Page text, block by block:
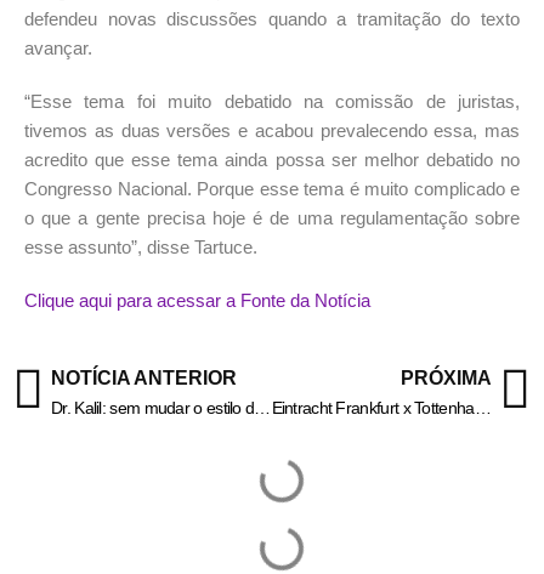
defendeu novas discussões quando a tramitação do texto
avançar.
“Esse tema foi muito debatido na comissão de juristas,
tivemos as duas versões e acabou prevalecendo essa, mas
acredito que esse tema ainda possa ser melhor debatido no
Congresso Nacional. Porque esse tema é muito complicado e
o que a gente precisa hoje é de uma regulamentação sobre
esse assunto”, disse Tartuce.
Clique aqui para acessar a Fonte da Notícia
NOTÍCIA ANTERIOR PRÓXIMA